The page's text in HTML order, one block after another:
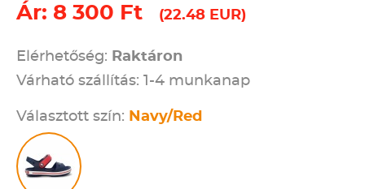
Ár: 8 300 Ft (22.48 EUR)
Elérhetőség: Raktáron
Várható szállítás: 1-4 munkanap
Választott szín: Navy/Red